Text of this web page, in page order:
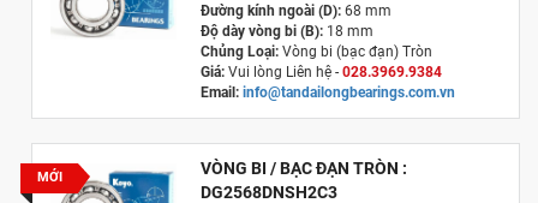
Đường kính ngoài (D):68 mm
Độ dày vòng bi (B):18 mm
Chủng Loại: Vòng bi (bạc đạn) Tròn
Giá:Vui lòng Liên hệ - 028.3969.9384
Email: info@tandailongbearings.com.vn
MỚI
VÒNG BI / BẠC ĐẠN TRÒN :
DG2568DNSH2C3